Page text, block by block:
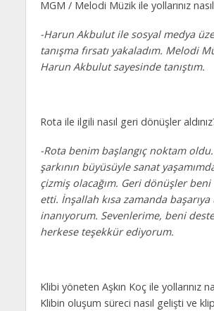
MGM / Melodi Müzik ile yollarınız
-Harun Akbulut ile sosyal medya
tanışma fırsatı yakaladım. Melodi
Harun Akbulut sayesinde tanıştım.
Rota ile ilgili nasıl geri dönüşler
-Rota benim başlangıç noktam
şarkının büyüsüyle sanat
çizmiş olacağım. Geri dönüşler
etti. İnşallah kısa zamanda başarıya
inanıyorum. Sevenlerime, beni
herkese teşekkür ediyorum.
Klibi yöneten Aşkın Koç ile yollarınız
Klibin oluşum süreci nasıl gelişti ve